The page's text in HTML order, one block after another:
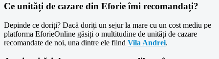
Ce unități de cazare din Eforie îmi recomandați?
Depinde ce doriți? Dacă doriți un sejur la mare cu un cost mediu pe
platforma EforieOnline găsiți o multitudine de unități de cazare
recomandate de noi, una dintre ele fiind Vila Andrei.